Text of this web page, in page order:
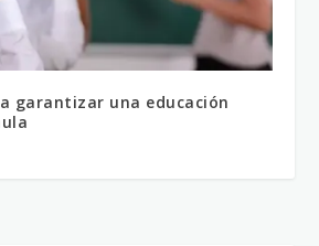
garantizar una educación